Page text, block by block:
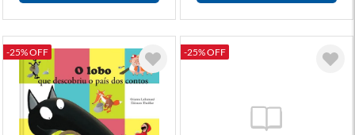
-25% OFF -25% OFF